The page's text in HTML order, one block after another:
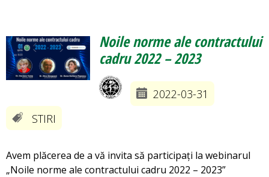
Noile norme ale contractului
cadru 2022 – 2023
2022-03-31
STIRI
Avem plăcerea de a vă invita să participați la webinarul
„Noile norme ale contractului cadru 2022 – 2023”